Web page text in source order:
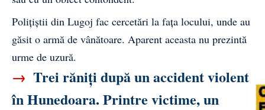
Polițiștii din Lugoj fac cercetări la fața locului, unde au
găsit o armă de vânătoare. Aparent aceasta nu prezintă
urme de uzură.
→ Trei răniți după un accident violent
în Hunedoara. Printre victime, un